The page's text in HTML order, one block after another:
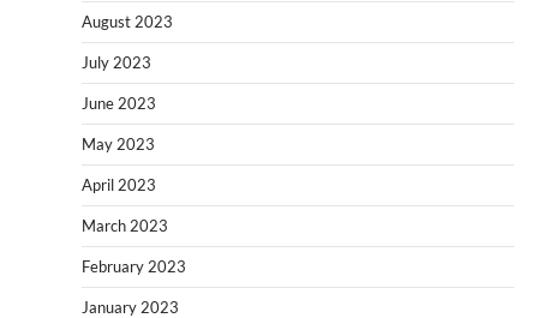
August 2023
July 2023
June 2023
May 2023
April 2023
March 2023
February 2023
January 2023